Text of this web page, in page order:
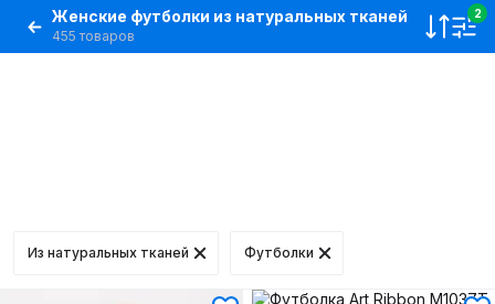
Женские футболки из натуральных тканей
455 товаров
2
Из натуральных тканей Футболки